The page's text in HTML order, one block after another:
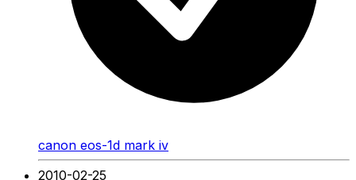
canon eos-1d mark iv
2010-02-25